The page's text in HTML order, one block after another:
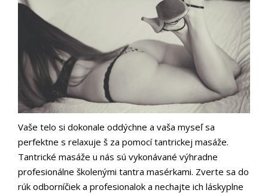
Vaše telo si dokonale oddýchne a vaša myseľ sa
perfektne s relaxuje š za pomocí tantrickej masáže.
Tantrické masáže u nás sú vykonávané výhradne
profesionálne školenými tantra masérkami. Zverte sa do
rúk odborníčiek a profesionalok a nechajte ich láskyplne